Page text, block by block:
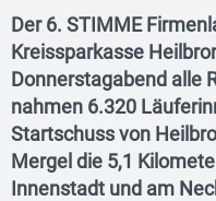
Der 6. STIMME
Kreissparkasse
Donnerstagabend alle
nahmen 6.320
Startschuss von
Mergel die 5,1
Innenstadt und am